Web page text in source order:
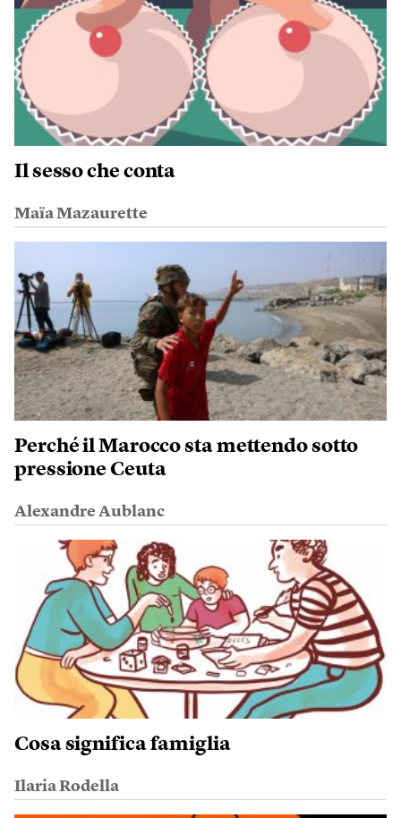
Il sesso che conta
Maïa Mazaurette
Perché il Marocco sta mettendo sotto
pressione Ceuta
Alexandre Aublanc
Cosa significa famiglia
Ilaria Rodella